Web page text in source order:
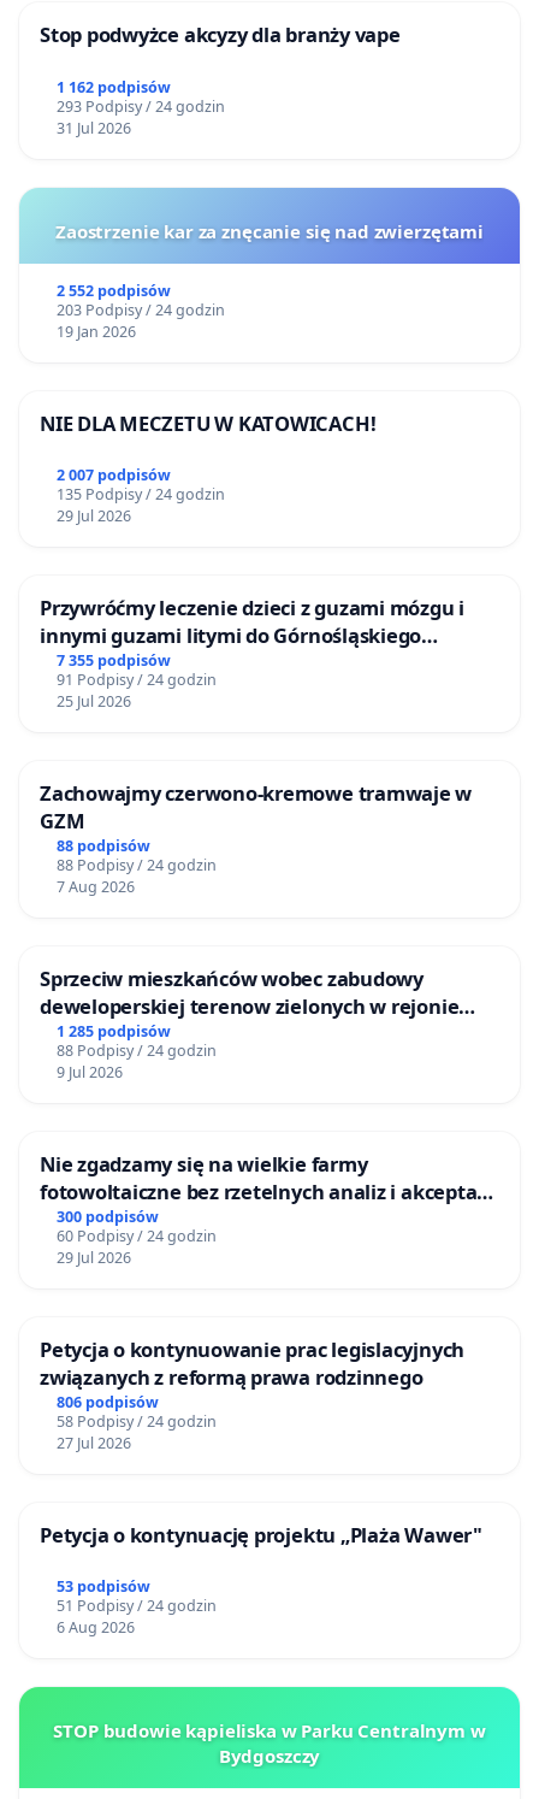
Stop podwyżce akcyzy dla branży vape
1 162 podpisów
293 Podpisy / 24 godzin
31 Jul 2026
Zaostrzenie kar za znęcanie się nad zwierzętami
2 552 podpisów
203 Podpisy / 24 godzin
19 Jan 2026
NIE DLA MECZETU W KATOWICACH!
2 007 podpisów
135 Podpisy / 24 godzin
29 Jul 2026
Przywróćmy leczenie dzieci z guzami mózgu i
innymi guzami litymi do Górnośląskiego
Centrum Zdrowia Dziecka w Katowicach
7 355 podpisów
91 Podpisy / 24 godzin
25 Jul 2026
Zachowajmy czerwono-kremowe tramwaje w
GZM
88 podpisów
88 Podpisy / 24 godzin
7 Aug 2026
Sprzeciw mieszkańców wobec zabudowy
deweloperskiej terenow zielonych w rejonie
Bulwarów Straceńskich w Bielsku-Białej
1 285 podpisów
88 Podpisy / 24 godzin
9 Jul 2026
Nie zgadzamy się na wielkie farmy
fotowoltaiczne bez rzetelnych analiz i akceptacji
mieszkańców
300 podpisów
60 Podpisy / 24 godzin
29 Jul 2026
Petycja o kontynuowanie prac legislacyjnych
związanych z reformą prawa rodzinnego
806 podpisów
58 Podpisy / 24 godzin
27 Jul 2026
Petycja o kontynuację projektu „Plaża Wawer"
53 podpisów
51 Podpisy / 24 godzin
6 Aug 2026
STOP budowie kąpieliska w Parku Centralnym w
Bydgoszczy